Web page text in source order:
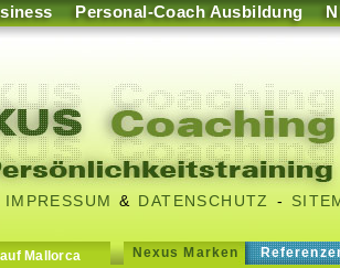
Personal-Coach Ausbildung
IMPRESSUM & DATENSCHUTZ -
Mallorca Nexus Marken